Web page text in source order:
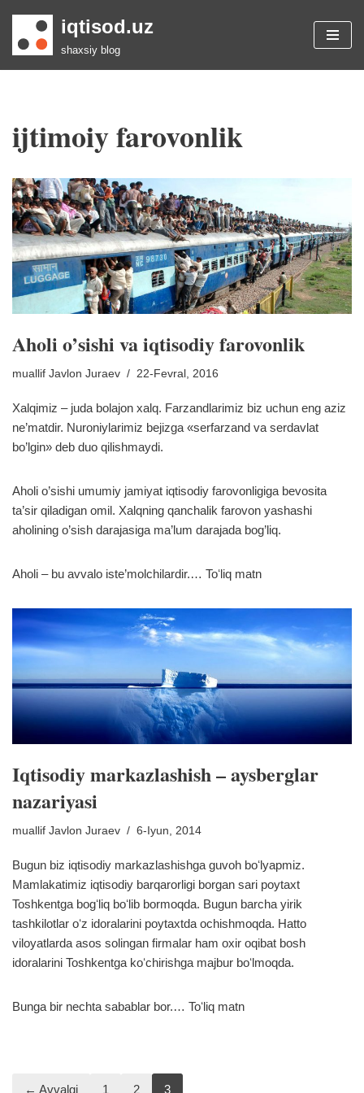
Skip
iqtisod.uz
shaxsiy blog
ijtimoiy farovonlik
Aholi o’sishi va iqtisodiy farovonlik
muallif Javlon Juraev 22-Fevral, 2016
Xalqimiz – juda bolajon xalq. Farzandlarimiz biz uchun eng aziz
ne’matdir. Nuroniylarimiz bejizga «serfarzand va serdavlat
bo’lgin» deb duo qilishmaydi.
Aholi o’sishi umumiy jamiyat iqtisodiy farovonligiga bevosita
ta’sir qiladigan omil. Xalqning qanchalik farovon yashashi
aholining o’sish darajasiga ma’lum darajada bog’liq.
Aholi – bu avvalo iste’molchilardir.… Toʻliq matn
Iqtisodiy markazlashish – aysberglar
nazariyasi
muallif Javlon Juraev 6-Iyun, 2014
Bugun biz iqtisodiy markazlashishga guvoh boʻlyapmiz.
Mamlakatimiz iqtisodiy barqarorligi borgan sari poytaxt
Toshkentga bogʻliq boʻlib bormoqda. Bugun barcha yirik
tashkilotlar oʻz idoralarini poytaxtda ochishmoqda. Hatto
viloyatlarda asos solingan firmalar ham oxir oqibat bosh
idoralarini Toshkentga koʻchirishga majbur boʻlmoqda.
Bunga bir nechta sabablar bor.… Toʻliq matn
← Avvalgi 1 2 3